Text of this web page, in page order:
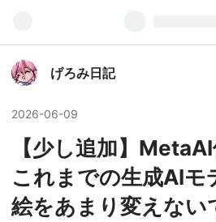
げろみ日記
2026-06-09
【少し追加】
これまでの生成AIモ
絵をあまり変えない